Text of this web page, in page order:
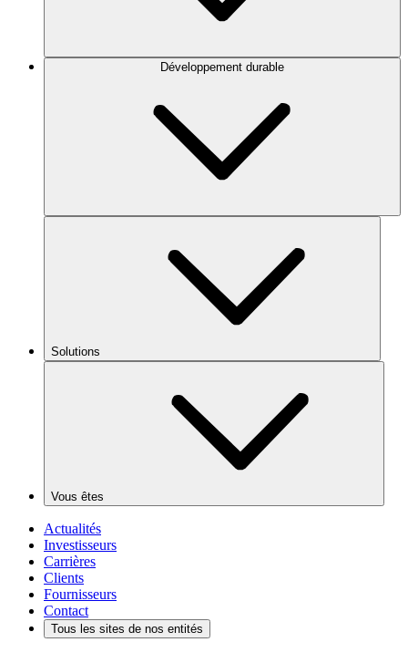
Développement durable
Solutions
Vous êtes
Actualités
Investisseurs
Carrières
Clients
Fournisseurs
Contact
Tous les sites de nos entités